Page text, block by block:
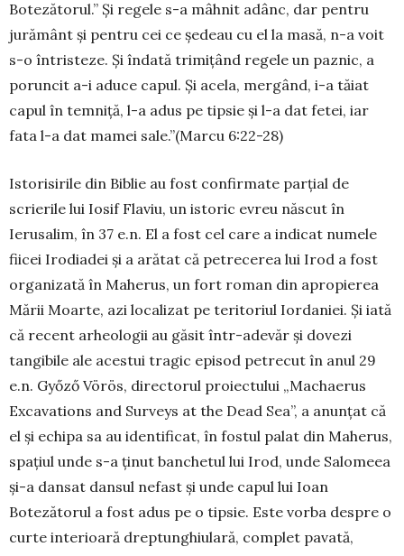
Botezătorul.” Şi regele s-a mâhnit adânc, dar pentru
jurământ şi pentru cei ce şedeau cu el la masă, n-a voit
s-o întristeze. Şi îndată trimi­ţând regele un paznic, a
poruncit a-i aduce ca­pul. Şi acela, mergând, i-a tăiat
capul în temniţă, l-a adus pe tipsie şi l-a dat fetei, iar
fata l-a dat mamei sale.”(Marcu 6:22-28)
Istorisirile din Biblie au fost confirmate parţial de
scrierile lui Iosif Flaviu, un istoric evreu născut în
Ierusalim, în 37 e.n. El a fost cel care a indicat nu­mele
fiicei Irodiadei şi a arătat că petrecerea lui Irod a fost
organizată în Maherus, un fort roman din apropierea
Mării Moarte, azi localizat pe teritoriul Iordaniei. Și iată
că recent arheologii au găsit în­tr-ade­văr şi dovezi
tangibile ale acestui tragic episod pe­trecut în anul 29
e.n. Győző Vörös, directorul proiectului „Machaerus
Excavations and Surveys at the Dead Sea”, a anunţat că
el şi echipa sa au iden­tificat, în fostul palat din Maherus,
spaţiul unde s-a ţinut banchetul lui Irod, unde Salomeea
şi-a dansat dansul nefast şi unde capul lui Ioan
Botezătorul a fost adus pe o tipsie. Este vorba despre o
curte in­terioară dreptunghiulară, complet pavată,